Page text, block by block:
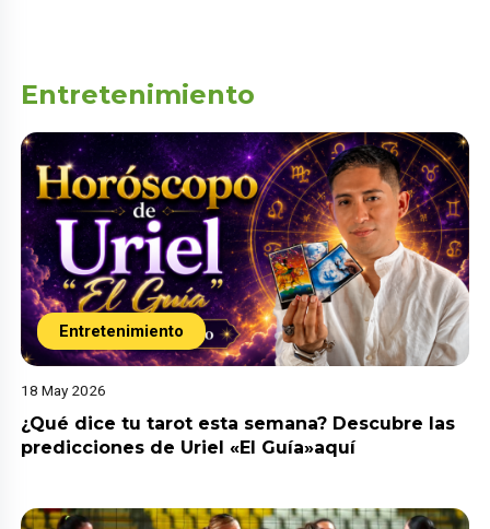
Entretenimiento
Entretenimiento
18 May 2026
¿Qué dice tu tarot esta semana? Descubre las
predicciones de Uriel «El Guía»aquí